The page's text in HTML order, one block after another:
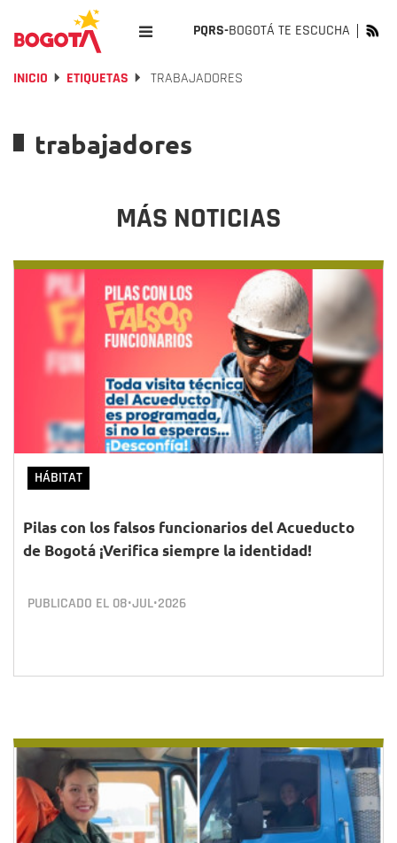
PQRS-BOGOTÁ TE ESCUCHA
INICIO ETIQUETAS TRABAJADORES
trabajadores
MÁS NOTICIAS
HÁBITAT
Pilas con los falsos funcionarios del Acueducto
de Bogotá ¡Verifica siempre la identidad!
PUBLICADO EL 08•JUL•2026